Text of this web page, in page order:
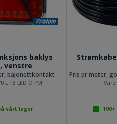
baklys
venstre
bajonettkontakt
L TB LED O PM
vårt lager 100+